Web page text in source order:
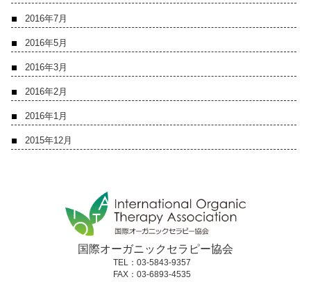
2016年7月
2016年5月
2016年3月
2016年2月
2016年1月
2015年12月
国際オーガニックセラピー協会
TEL：03-5843-9357
FAX：03-6893-4535